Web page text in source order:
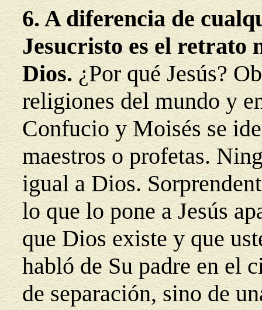
6. A diferencia de
Jesucristo es el retrato
Dios.¿Por qué Jesús?
religiones del mundo y
Confucio y Moisés se
maestros o profetas.
igual a Dios.
lo que lo pone a Jesús
que Dios existe y que
habló de Su padre en el
de separación, sino de